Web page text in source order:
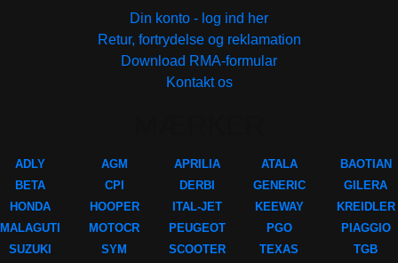
Din konto - log ind her
Retur, fortrydelse og reklamation
Download RMA-formular
Kontakt os
ADLY
BETA
HONDA
MALAGUTI
SUZUKI
AGM
CPI
HOOPER
MOTOCR
SYM
APRILIA
DERBI
ITAL-JET
PEUGEOT
SCOOTER
ATALA
GENERIC
KEEWAY
PGO
TEXAS
BAOTIAN
GILERA
KREIDLER
PIAGGIO
TGB